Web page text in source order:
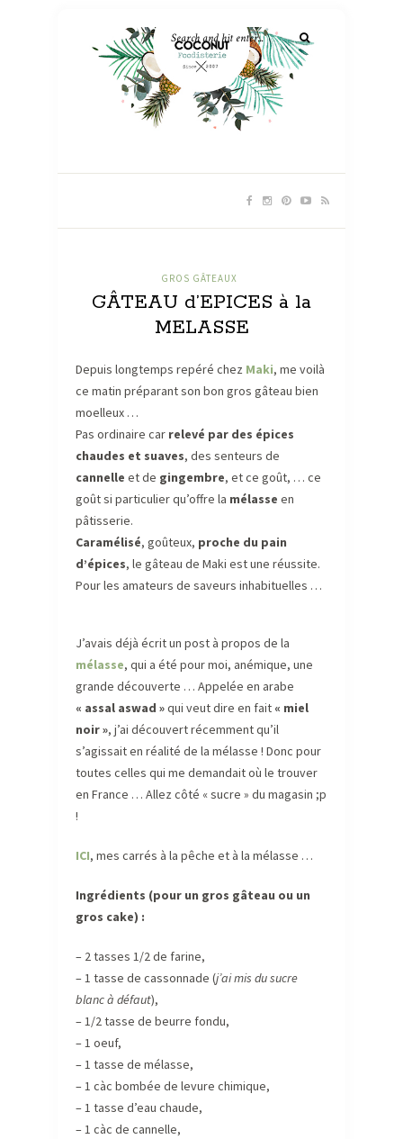
GROS GÂTEAUX
GÂTEAU d’EPICES à la
MELASSE
Depuis longtemps repéré chez Maki, me voilà
ce matin préparant son bon gros gâteau bien
moelleux …
Pas ordinaire car relevé par des épices
chaudes et suaves, des senteurs de
cannelle et de gingembre, et ce goût, … ce
goût si particulier qu’offre la mélasse en
pâtisserie.
Caramélisé, goûteux, proche du pain
d’épices, le gâteau de Maki est une réussite.
Pour les amateurs de saveurs inhabituelles …
J’avais déjà écrit un post à propos de la
mélasse, qui a été pour moi, anémique, une
grande découverte … Appelée en arabe
« assal aswad »qui veut dire en fait « miel
noir », j’ai découvert récemment qu’il
s’agissait en réalité de la mélasse ! Donc pour
toutes celles qui me demandait où le trouver
en France … Allez côté « sucre » du magasin ;p
!
ICI, mes carrés à la pêche et à la mélasse …
Ingrédients (pour un gros gâteau ou un
gros cake) :
– 2 tasses 1/2 de farine,
– 1 tasse de cassonnade (j’ai mis du sucre
blanc à défaut),
– 1/2 tasse de beurre fondu,
– 1 oeuf,
– 1 tasse de mélasse,
– 1 càc bombée de levure chimique,
– 1 tasse d’eau chaude,
– 1 càc de cannelle,